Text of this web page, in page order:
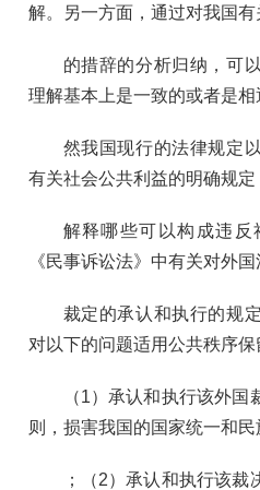
解。另一方面，通过对我国
的措辞的分析归纳，可
理解基本上是一致的或者是相
然我国现行的法律规定
有关社会公共利益的明确规定
解释哪些可以构成违反
《民事诉讼法》中有关对外国
裁定的承认和执行的规
对以下的问题适用公共秩序保
（1）承认和执行该外
则，损害我国的国家统一和民
；（2）承认和执行该